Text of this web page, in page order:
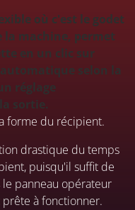
où c'est le godet
la machine, permet
en un clic sur
selon la
réglage
sortie.
forme du récipient.
drastique du temps
puisqu'il suffit de
panneau opérateur
à fonctionner.